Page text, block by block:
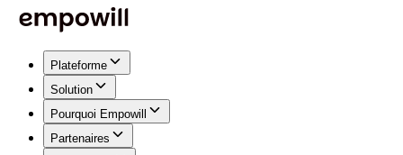
Plateforme
Solution
Pourquoi Empowill
Partenaires